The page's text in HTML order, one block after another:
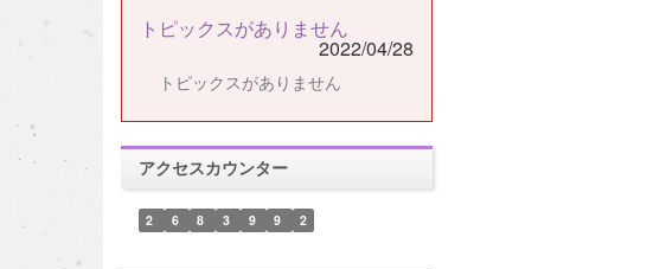
トピックスがありません
2022/04/28
トピックスがありません
アクセスカウンター
2 6 8 3 9 9 2